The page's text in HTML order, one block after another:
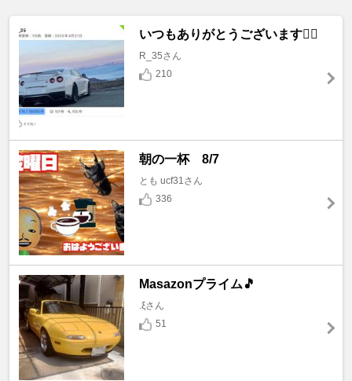
いつもありがとうございます🙇‍♂️
R_35さん
210
朝の一杯 8/7
とも ucf31さん
336
Masazonプライム🎵
.ξさん
51